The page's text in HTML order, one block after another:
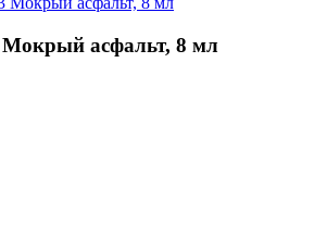
асфальт, 8 мл